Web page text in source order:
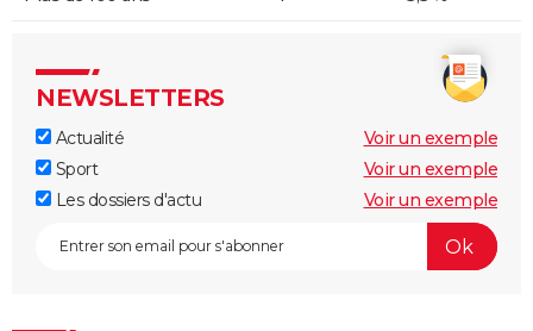
NEWSLETTERS
Actualité
Voir un exemple
Sport
Voir un exemple
Les dossiers d'actu
Voir un exemple